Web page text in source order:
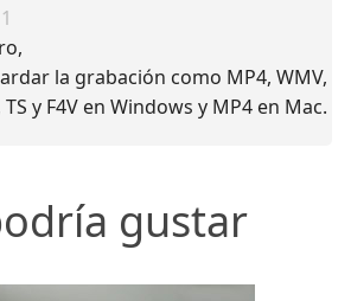
la grabación como MP4, WMV,
TS y F4V en Windows y MP4 en Mac.
gustar